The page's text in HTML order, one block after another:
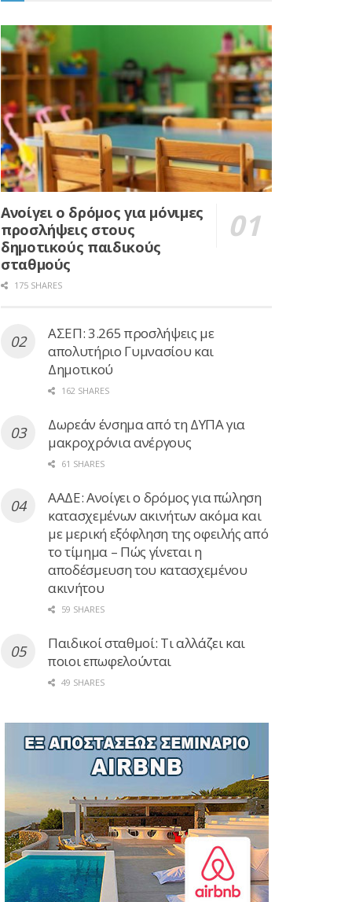
Ανοίγει ο δρόμος για μόνιμες
προσλήψεις στους
δημοτικούς παιδικούς
σταθμούς
175 SHARES
ΑΣΕΠ: 3.265 προσλήψεις με
απολυτήριο Γυμνασίου και
Δημοτικού
162 SHARES
Δωρεάν ένσημα από τη ΔΥΠΑ για
μακροχρόνια ανέργους
61 SHARES
ΑΑΔΕ: Ανοίγει ο δρόμος για πώληση
κατασχεμένων ακινήτων ακόμα και
με μερική εξόφληση της οφειλής από
το τίμημα – Πώς γίνεται η
αποδέσμευση του κατασχεμένου
ακινήτου
59 SHARES
Παιδικοί σταθμοί: Τι αλλάζει και
ποιοι επωφελούνται
49 SHARES